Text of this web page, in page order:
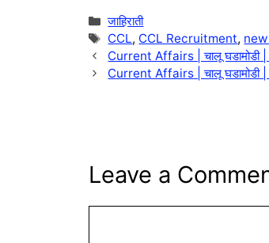
k
Categories
जाहिराती
Tags
CCL, CCL Recruitment,
Current Affairs | चालू घडामोडी
Current Affairs | चालू घडामोडी
Leave a